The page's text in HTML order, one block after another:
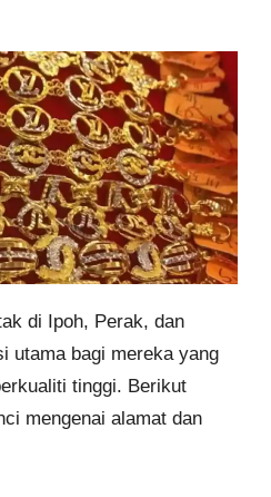
di Ipoh, Perak, dan
utama bagi mereka yang
tinggi. Berikut
mengenai alamat dan